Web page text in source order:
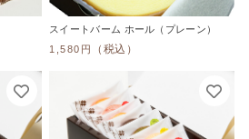
スイートバーム ホール（プレーン）
1,580円
（税込）